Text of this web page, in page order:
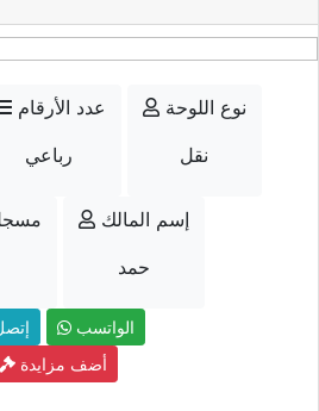
عدد الأرقام
رباعي
نوع اللوحة
نقل
إسم المالك
حمد
الواتسب
أضف مزايدة